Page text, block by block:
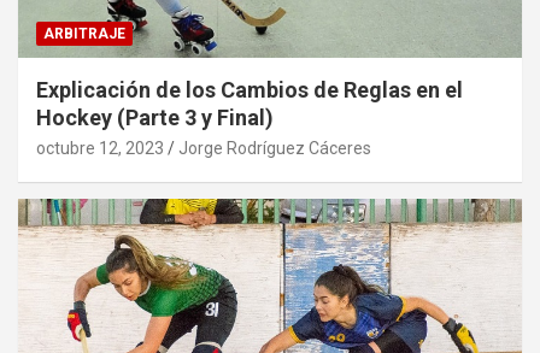
ARBITRAJE
Explicación de los Cambios de Reglas en el
Hockey (Parte 3 y Final)
octubre 12, 2023 Jorge Rodríguez Cáceres